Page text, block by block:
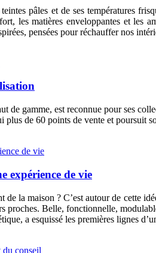
pâles et de ses températures
les matières enveloppantes et les
pensées pour réchauffer nos
gamme, est reconnue pour ses
plus de 60 points de vente et
expérience de vie
la maison ? C’est autour de cette
proches. Belle, fonctionnelle,
a esquissé les premières lignes